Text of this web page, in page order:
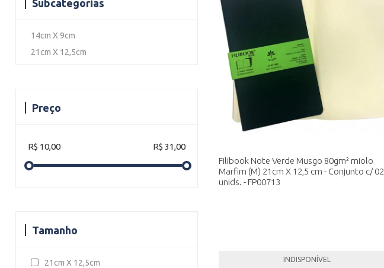
Subcategorias
14cm X 9cm
21cm X 12,5cm
Preço
R$ 10,00 R$ 31,00
Tamanho
21cm X 12,5cm
Filibook Note Verde Musgo 80gm² miolo
Marfim (M) 21cm X 12,5 cm - Conjunto c/ 02
unids. - FP00713
INDISPONÍVEL